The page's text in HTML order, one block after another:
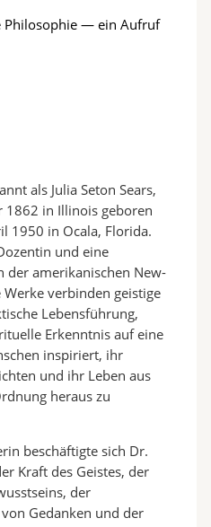
Philosophie — ein Aufruf
als Julia Seton Sears,
1862 in Illinois geboren
1950 in Ocala, Florida.
und eine
der amerikanischen New-
verbinden geistige
Lebensführung,
Erkenntnis auf eine
inspiriert, ihr
und ihr Leben aus
heraus zu
beschäftigte sich Dr.
Kraft des Geistes, der
der
Gedanken und der